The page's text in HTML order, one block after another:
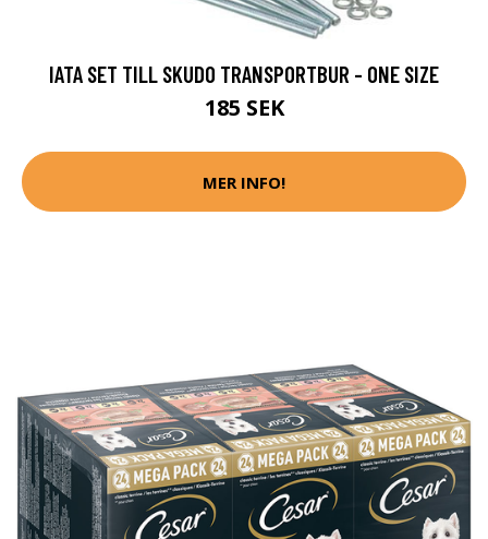
IATA SET TILL SKUDO TRANSPORTBUR - ONE SIZE
185 SEK
MER INFO!